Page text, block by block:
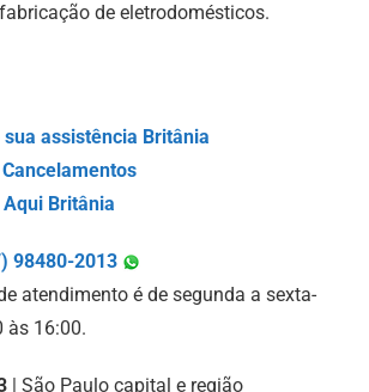
de eletrodomésticos.
sua assistência Britânia
Britânia
98480-2013
atendimento é de segunda a sexta-
às 16:00.
| São Paulo capital e região